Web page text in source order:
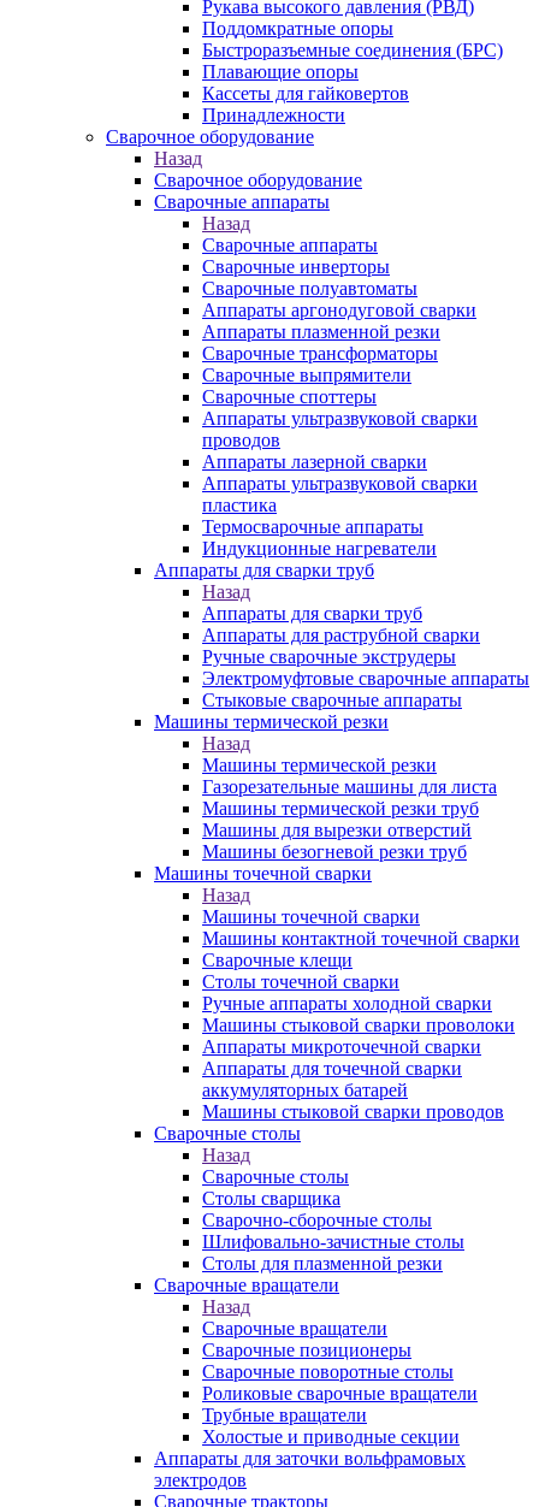
Рукава высокого давления (РВД)
Поддомкратные опоры
Быстроразъемные соединения (БРС)
Плавающие опоры
Кассеты для гайковертов
Принадлежности
Сварочное оборудование
Назад
Сварочное оборудование
Сварочные аппараты
Назад
Сварочные аппараты
Сварочные инверторы
Сварочные полуавтоматы
Аппараты аргонодуговой сварки
Аппараты плазменной резки
Сварочные трансформаторы
Сварочные выпрямители
Сварочные споттеры
Аппараты ультразвуковой сварки
проводов
Аппараты лазерной сварки
Аппараты ультразвуковой сварки
пластика
Термосварочные аппараты
Индукционные нагреватели
Аппараты для сварки труб
Назад
Аппараты для сварки труб
Аппараты для раструбной сварки
Ручные сварочные экструдеры
Электромуфтовые сварочные аппараты
Стыковые сварочные аппараты
Машины термической резки
Назад
Машины термической резки
Газорезательные машины для листа
Машины термической резки труб
Машины для вырезки отверстий
Машины безогневой резки труб
Машины точечной сварки
Назад
Машины точечной сварки
Машины контактной точечной сварки
Сварочные клещи
Столы точечной сварки
Ручные аппараты холодной сварки
Машины стыковой сварки проволоки
Аппараты микроточечной сварки
Аппараты для точечной сварки
аккумуляторных батарей
Машины стыковой сварки проводов
Сварочные столы
Назад
Сварочные столы
Столы сварщика
Сварочно-сборочные столы
Шлифовально-зачистные столы
Столы для плазменной резки
Сварочные вращатели
Назад
Сварочные вращатели
Сварочные позиционеры
Сварочные поворотные столы
Роликовые сварочные вращатели
Трубные вращатели
Холостые и приводные секции
Аппараты для заточки вольфрамовых
электродов
Сварочные тракторы